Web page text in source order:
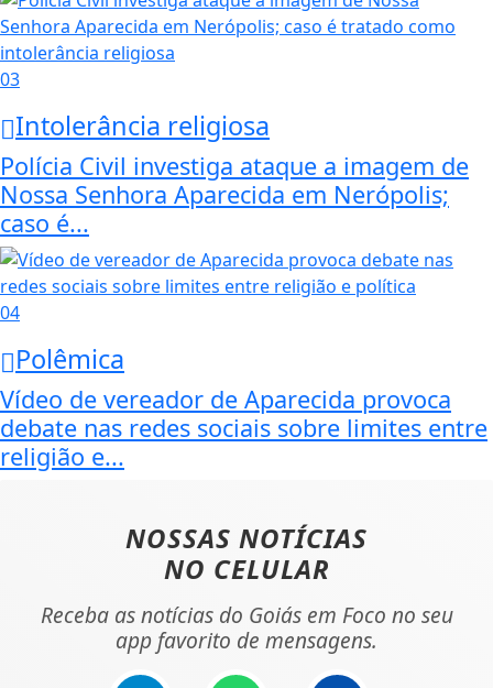
03
Intolerância religiosa
Polícia Civil investiga ataque a imagem de
Nossa Senhora Aparecida em Nerópolis;
caso é...
04
Polêmica
Vídeo de vereador de Aparecida provoca
debate nas redes sociais sobre limites entre
religião e...
NOSSAS NOTÍCIAS
NO CELULAR
Receba as notícias do Goiás em Foco no seu
app favorito de mensagens.